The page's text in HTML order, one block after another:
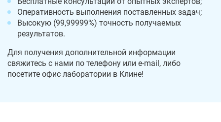
Оперативность выполнения поставленных задач;
Высокую (99,99999%) точность получаемых
результатов.
Для получения дополнительной информации
свяжитесь с нами по телефону или e-mail, либо
посетите офис лаборатории в Клине!